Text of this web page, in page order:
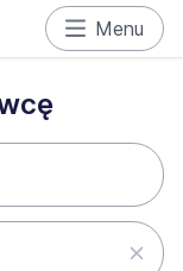
Menu